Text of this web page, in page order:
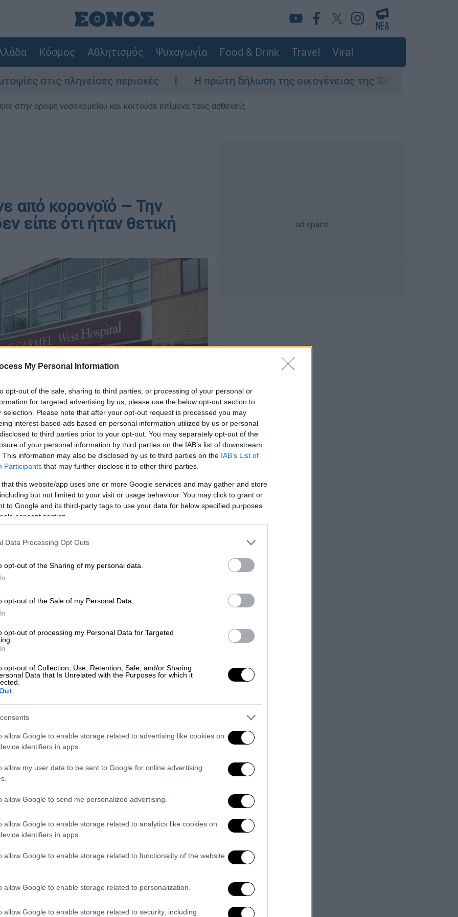
My Personal Information
opt-out of the sale, sharing to third parties, or processing of your personal or
for targeted advertising by us, please use the below opt-out section to
selection. Please note that after your opt-out request is processed you may
interest-based ads based on personal information utilized by us or personal
to third parties prior to your opt-out. You may separately opt-out of the
of your personal information by third parties on the IAB’s list of downstream
This information may also be disclosed by us to third parties on the IAB’s List of
Participants that may further disclose it to other third parties.
that this website/app uses one or more Google services and may gather and store
but not limited to your visit or usage behaviour. You may click to grant or
to Google and its third-party tags to use your data for below specified purposes
consent section.
Data Processing Opt Outs
opt-out of the Sharing of my personal data.
opt-out of the Sale of my Personal Data.
opt-out of processing my Personal Data for Targeted
opt-out of Collection, Use, Retention, Sale, and/or Sharing
Data that Is Unrelated with the Purposes for which it
allow Google to enable storage related to advertising like cookies on
identifiers in apps.
allow my user data to be sent to Google for online advertising
allow Google to send me personalized advertising.
allow Google to enable storage related to analytics like cookies on
identifiers in apps.
allow Google to enable storage related to functionality of the website
allow Google to enable storage related to personalization.
allow Google to enable storage related to security, including
Κόσμος Αθλητισμός Ψυχαγωγία Food & Drink Travel Viral
πληγείσες περιοχές Η πρώτη δήλωση της οικογένειας της 38χρονης Βρετανίδας
στην οροφή νοσοκομείου και κοιτούσε επίμονα τους ασθενείς
από κορονοϊό – Την
είπε ότι ήταν θετική
το ΕΘΝΟΣ στη Google
μια γυναίκα 82 ετών στο Οχάιο των
που φέρεται να έκρυψε ότι νοσούσε για
έμαθε πως έπασχε από καρκίνο στο αίμα,
Εξαιτίας των φόβων για την πανδημία,
μόνο με τον πολύ στενό της κύκλο,
χαρτιά με τους φίλους της, ενώ
Μια εξ αυτών, ωστόσο,
Barb.
Nash, φίλη της ηλικιωμένης
να μην το αποκαλύψει στην Barb
«Εκατομμύρια Ορθόδοξοι
των παιδιών στη Γερμανία: